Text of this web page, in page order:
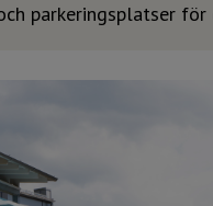
parkeringsplatser